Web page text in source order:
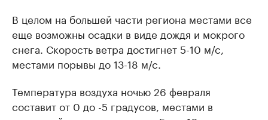
В целом на большей части региона местами все
еще возможны осадки в виде дождя и мокрого
снега. Скорость ветра достигнет 5-10 м/с,
местами порывы до 13-18 м/с.
Температура воздуха ночью 26 февраля
составит от 0 до -5 градусов, местами в